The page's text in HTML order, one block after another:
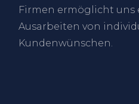
Firmen ermöglicht uns
Ausarbeiten von
Kundenwünschen.